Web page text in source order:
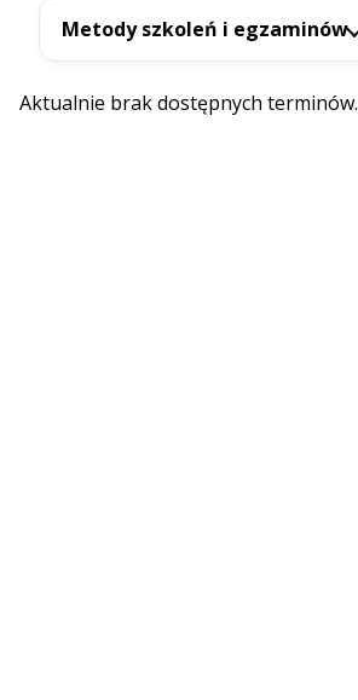
Metody szkoleń i egzaminów
Aktualnie brak dostępnych terminów.